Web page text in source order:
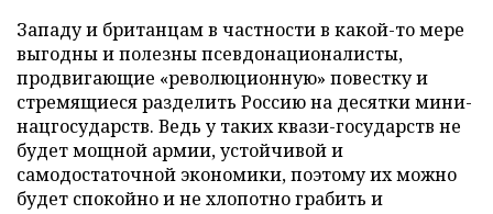
Западу и британцам в частности в какой-то мере
выгодны и полезны псевдонационалисты,
продвигающие «революционную» повестку и
стремящиеся разделить Россию на десятки мини-
нацгосударств. Ведь у таких квази-государств не
будет мощной армии, устойчивой и
самодостаточной экономики, поэтому их можно
будет спокойно и не хлопотно грабить и